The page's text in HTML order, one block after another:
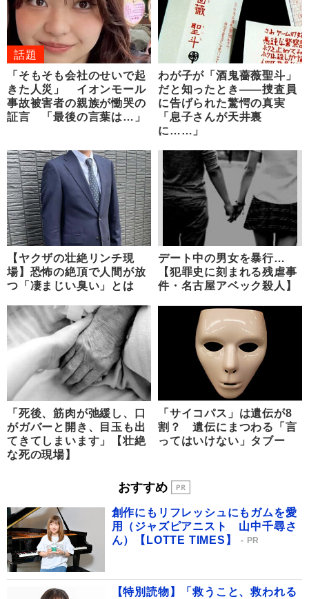
話題
「そもそも会社のせいで起
きた人災」 イオンモール
事故被害者の親族が慟哭の
証言 「最後の言葉は…」
わが子が「酒鬼薔薇聖斗」
だと知ったとき――捜査員
に告げられた驚愕の真実
「息子さんが天井裏
に……」
【ヤクザの壮絶リンチ現
場】恐怖の絶頂で人間が放
つ「凄まじい臭い」とは
デート中の男女を暴行…
【犯罪史に刻まれる残虐事
件・名古屋アベック殺人】
「死後、筋肉が弛緩し、口
がガバーと開き、目玉も出
てきてしまいます」【壮絶
な死の現場】
「サイコパス」は遺伝が8
割？ 遺伝にまつわる「言
ってはいけない」タブー
おすすめ
創作にもリフレッシュにもガムを愛
用（ジャズピアニスト 山中千尋さ
ん）【LOTTE TIMES】
PR
【特別読物】「救うこと、救われる